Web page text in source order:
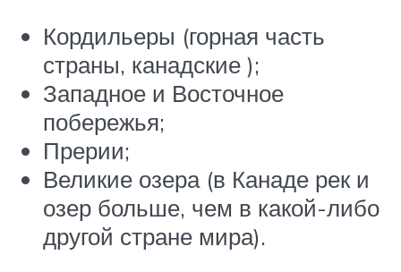
Кордильеры (горная часть
страны, канадские );
Западное и Восточное
побережья;
Прерии;
Великие озера (в Канаде рек и
озер больше, чем в какой-либо
другой стране мира).